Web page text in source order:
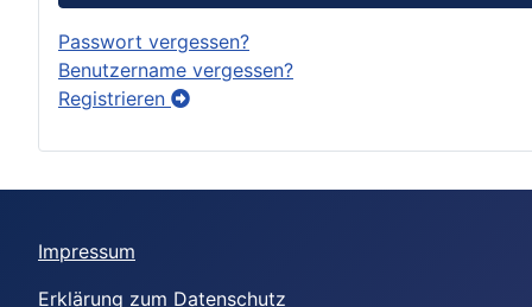
Passwort vergessen?
Benutzername vergessen?
Registrieren
Impressum
Erklärung zum Datenschutz